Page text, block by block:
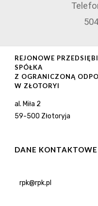
REJONOWE
SPÓŁKA
Z OGRANICZONĄ
W ZŁOTORYI
al. Miła 2
59-500 Złotoryja
DANE KONTAKTOWE
rpk@rpk.pl